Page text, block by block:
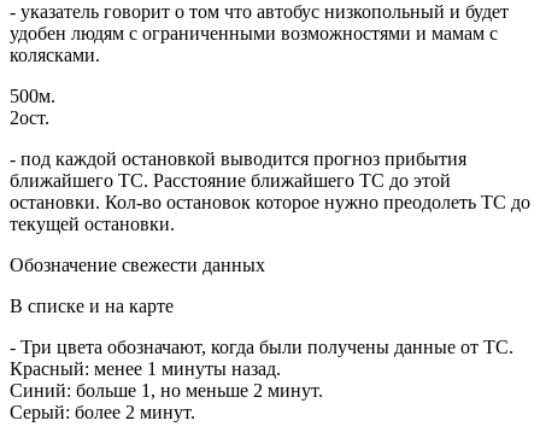
- указатель говорит о том что автобус низкопольный и будет
удобен людям с ограниченными возможностями и мамам с
колясками.
500м.
2ост.
- под каждой остановкой выводится прогноз прибытия
ближайшего ТС. Расстояние ближайшего ТС до этой
остановки. Кол-во остановок которое нужно преодолеть ТС до
текущей остановки.
Обозначение свежести данных
В списке и на карте
- Три цвета обозначают, когда были получены данные от ТС.
Красный: менее 1 минуты назад.
Синий: больше 1, но меньше 2 минут.
Серый: более 2 минут.